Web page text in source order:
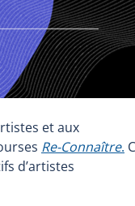
et aux
Re-Connaître.
d’artistes